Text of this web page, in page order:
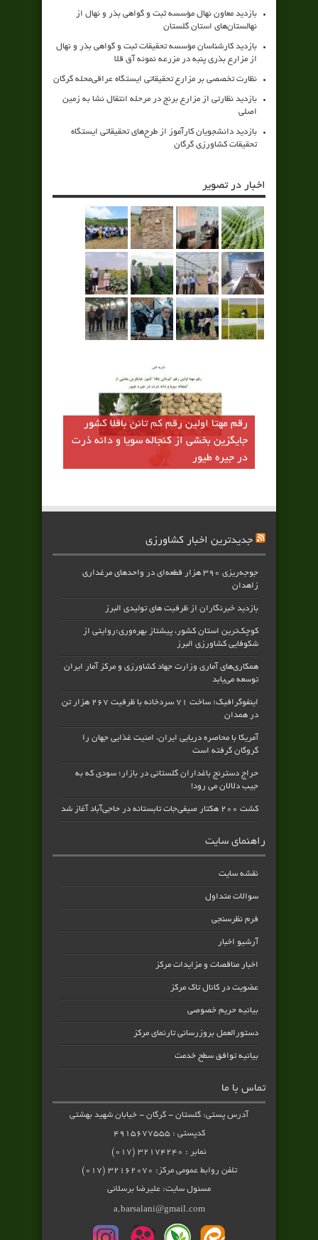
بازدید معاون نهال مؤسسه ثبت و گواهی بذر و نهال از
نهالستان‌های استان گلستان
بازدید کارشناسان مؤسسه تحقیقات ثبت و گواهی بذر و نهال
از مزارع بذری پنبه در مزرعه نمونه آق قلا
نظارت تخصصی بر مزارع تحقیقاتی ایستگاه عراقی‌محله گرگان
بازدید نظارتی از مزارع برنج در مرحله انتقال نشا به زمین
اصلی
بازدید دانشجویان کارآموز از طرح‌های تحقیقاتی ایستگاه
تحقیقات کشاورزی گرگان
اخبار در تصویر
رقم مهتا اولين رقم كم تانن باقلا كشور
جايگزين بخشي از كنجاله سويا و دانه ذرت
در جيره طيور
جدیدترین اخبار کشاورزی
جوجه‌ریزی ۳۹۰ هزار قطعه‌ای در واحدهای مرغداری
زاهدان
بازدید خبرنگاران از ظرفیت های تولیدی البرز
کوچک‌ترین استان کشور، پیشتاز بهره‌وری؛روایتی از
شکوفایی کشاورزی البرز
همکاری‌های آماری وزارت جهاد کشاورزی و مرکز آمار ایران
توسعه می‌یابد
اینفوگرافیک؛ ساخت ۷۱ سردخانه با ظرفیت ۲۶۷ هزار تن
در همدان
آمریکا با محاصره دریایی ایران، امنیت غذایی جهان را
گروگان گرفته است
حراج دسترنج باغداران گلستانی در بازار؛ سودی که به
جیب دلالان می رود!
کشت ۲۰۰ هکتار صیفی‌جات تابستانه در حاجی‌آباد آغاز شد
راهنمای سایت
نقشه سایت
سوالات متداول
فرم نظرسنجی
آرشیو اخبار
اخبار مناقصات و مزایدات مرکز
عضویت در کانال تاک مرکز
بیانیه حریم خصوصی
دستورالعمل بروزرسانی تارنمای مرکز
بیانیه توافق سطح خدمت
تماس با ما
آدرس پستی: گلستان - گرگان - خیابان شهید بهشتی
کدپستی : ۴۹۱۵۶۷۷۵۵۵
نمابر : ۳۲۱۷۴۲۴۰ (۰۱۷)
تلفن روابط عمومی مرکز: ۳۲۱۶۲۰۷۰ (۰۱۷)
مسئول سایت: علیرضا برسلانی
a.barsalani@gmail.com